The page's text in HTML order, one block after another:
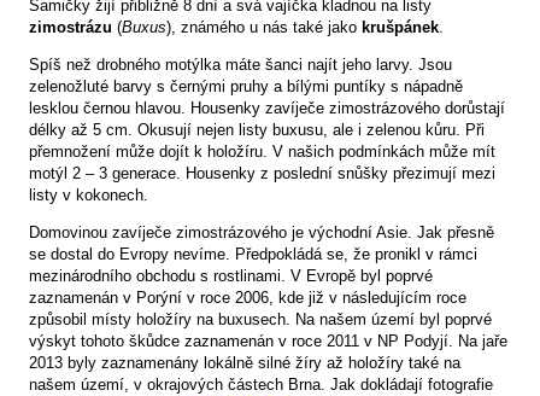
Samičky žijí přibližně 8 dní a svá vajíčka kladnou na listy
zimostrázu (Buxus), známého u nás také jako krušpánek.
Spíš než drobného motýlka máte šanci najít jeho larvy. Jsou
zelenožluté barvy s černými pruhy a bílými puntíky s nápadně
lesklou černou hlavou. Housenky zavíječe zimostrázového dorůstají
délky až 5 cm. Okusují nejen listy buxusu, ale i zelenou kůru. Při
přemnožení může dojít k holožíru. V našich podmínkách může mít
motýl 2 – 3 generace. Housenky z poslední snůšky přezimují mezi
listy v kokonech.
Domovinou zavíječe zimostrázového je východní Asie. Jak přesně
se dostal do Evropy nevíme. Předpokládá se, že pronikl v rámci
mezinárodního obchodu s rostlinami. V Evropě byl poprvé
zaznamenán v Porýní v roce 2006, kde již v následujícím roce
způsobil místy holožíry na buxusech. Na našem území byl poprvé
výskyt tohoto škůdce zaznamenán v roce 2011 v NP Podyjí. Na jaře
2013 byly zaznamenány lokálně silné žíry až holožíry také na
našem území, v okrajových částech Brna. Jak dokládají fotografie